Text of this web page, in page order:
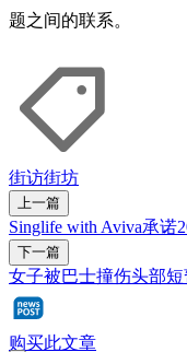
题之间的联系。
街访街坊
上一篇
Singlife with Aviva承诺
下一篇
女子被巴士撞伤头部
购买此文章